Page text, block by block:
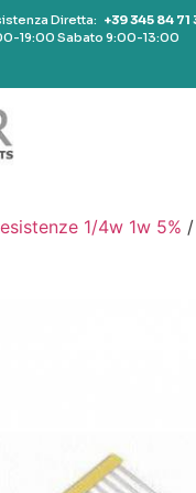
Diretta: +39 345 84 71
19:00 Sabato 9:00-13:00
1/4w 1w 5%